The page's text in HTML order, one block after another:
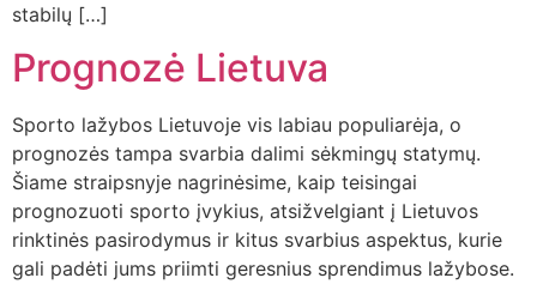
stabilų […]
Prognozė Lietuva
Sporto lažybos Lietuvoje vis labiau populiarėja, o
prognozės tampa svarbia dalimi sėkmingų statymų.
Šiame straipsnyje nagrinėsime, kaip teisingai
prognozuoti sporto įvykius, atsižvelgiant į Lietuvos
rinktinės pasirodymus ir kitus svarbius aspektus, kurie
gali padėti jums priimti geresnius sprendimus lažybose.